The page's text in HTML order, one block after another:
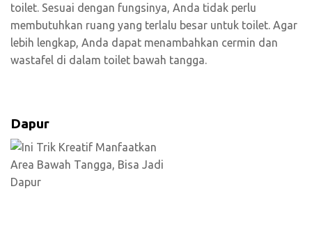
toilet. Sesuai dengan fungsinya, Anda tidak perlu
membutuhkan ruang yang terlalu besar untuk toilet. Agar
lebih lengkap, Anda dapat menambahkan cermin dan
wastafel di dalam toilet bawah tangga.
Dapur